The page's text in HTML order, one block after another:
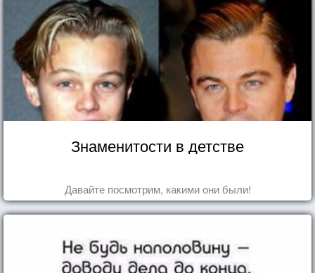
Знаменитости в детстве
Давайте посмотрим, какими они были!